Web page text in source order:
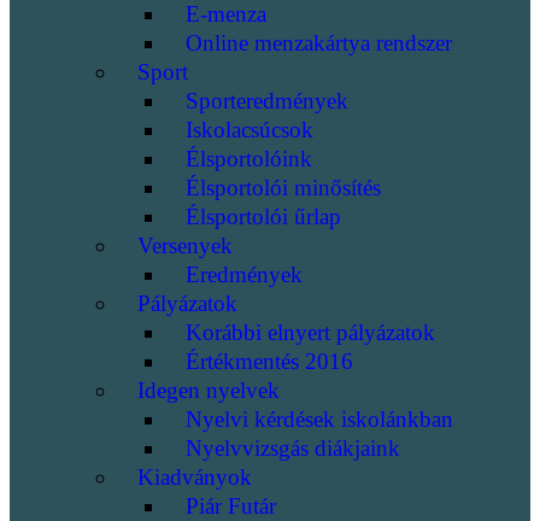
E-menza
Online menzakártya rendszer
Sport
Sporteredmények
Iskolacsúcsok
Élsportolóink
Élsportolói minősítés
Élsportolói űrlap
Versenyek
Eredmények
Pályázatok
Korábbi elnyert pályázatok
Értékmentés 2016
Idegen nyelvek
Nyelvi kérdések iskolánkban
Nyelvvizsgás diákjaink
Kiadványok
Piár Futár